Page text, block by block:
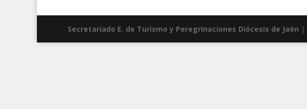
Secretariado E. de Turismo y Peregrinaciones Diócesis de Jaén |